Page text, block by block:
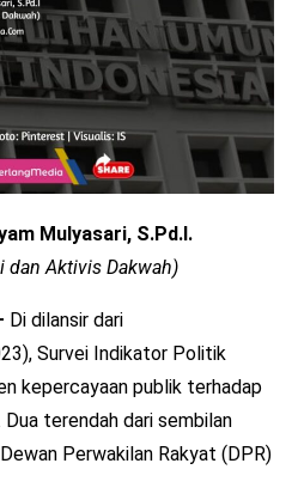
Mulyasari, S.Pd.I.
dan Aktivis Dakwah)
Di dilansir dari
Survei Indikator Politik
kepercayaan publik terhadap
terendah dari sembilan
Perwakilan Rakyat (DPR)